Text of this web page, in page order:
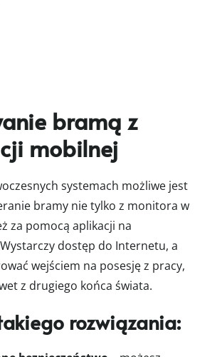
bramą z
mobilnej
systemach możliwe jest
bramy nie tylko z monitora w
za pomocą aplikacji na
dostęp do Internetu, a
wejściem na posesję z pracy,
z drugiego końca świata.
rozwiązania: